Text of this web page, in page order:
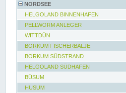
NORDSEE
HELGOLAND BINNENHAFEN
PELLWORM ANLEGER
WITTDÜN
BORKUM FISCHERBALJE
BORKUM SÜDSTRAND
HELGOLAND SÜDHAFEN
BÜSUM
HUSUM